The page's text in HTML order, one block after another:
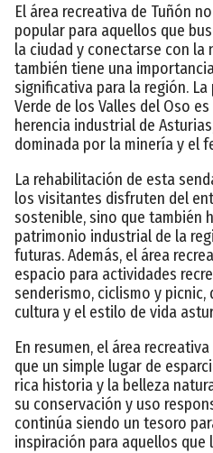
El área recreativa de Tuñón
popular para aquellos que
la ciudad y conectarse con la
también tiene una
significativa para la región. La
Verde de los Valles del Oso
herencia industrial de
dominada por la minería y el
La rehabilitación de esta
los visitantes disfruten del
sostenible, sino que también
patrimonio industrial de la
futuras. Además, el área
espacio para actividades
senderismo, ciclismo y
cultura y el estilo de vida
En resumen, el área
que un simple lugar de
rica historia y la belleza
su conservación y uso
continúa siendo un tesoro
inspiración para aquellos que